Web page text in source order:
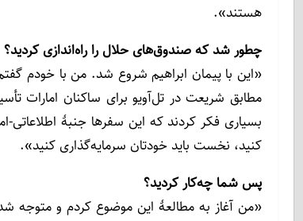
هستند».
چطور شد که صندوق‌های حلال را راه‌اندازی کردید؟
«این با پیمان ابراهیم شروع شد. من با خودم
مطابق شریعت در تل‌آویو برای ساکنان امارات
بسیاری فکر کردند که این سفرها جنبۀ اطلاعاتی-
کنید، نخست باید خودتان سرمایه‌گذاری کنید».
پس شما چه‌کار کردید؟
«من آغاز به مطالعۀ این موضوع کردم و متوجه